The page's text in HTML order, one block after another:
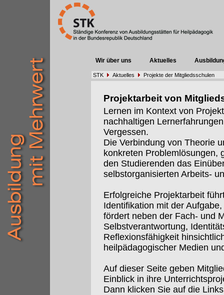
Wir über uns Aktuelles
STK Aktuelles Projekte der Mitgliedsschulen
Projektarbeit von
Lernen im Kontext von
nachhaltigen
Vergessen.
Die Verbindung von Theorie
konkreten Problemlösungen,
den Studierenden das
selbstorganisierten Arbeits-
Erfolgreiche Projektarbeit
Identifikation mit der
fördert neben der Fach- und
Selbstverantwortung,
Reflexionsfähigkeit
heilpädagogischer Medien
Auf dieser Seite geben
Einblick in ihre
Dann klicken Sie auf die